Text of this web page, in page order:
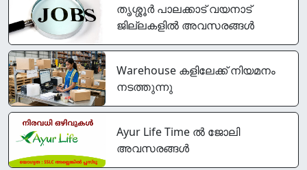
തൃശ്ശൂർ പാലക്കാട്‌ വയനാട്
ജില്ലകളിൽ അവസരങ്ങൾ
Warehouse കളിലേക്ക് നിയമനം
നടത്തുന്നു
Ayur Life Time ൽ ജോലി
അവസരങ്ങൾ